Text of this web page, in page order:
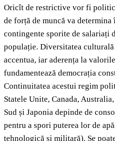
Oricît de restrictive vor fi
de forță de muncă va
contingente sporite de salariați
populație. Diversitatea
accentua, iar aderența la
fundamentează democrația
Continuitatea acestui regim
Statele Unite, Canada,
Sud și Japonia depinde de
pentru a spori puterea lor de
tehnologică și militară). Se